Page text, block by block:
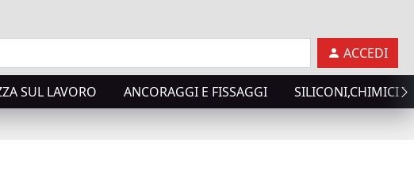
ACCEDI
SUL LAVORO ANCORAGGI E FISSAGGI SILICONI,CHIMICI